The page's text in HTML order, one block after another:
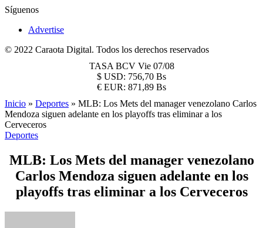
Síguenos
Advertise
© 2022 Caraota Digital. Todos los derechos reservados
TASA BCV Vie 07/08
$ USD: 756,70 Bs
€ EUR: 871,89 Bs
Inicio » Deportes » MLB: Los Mets del manager venezolano Carlos
Mendoza siguen adelante en los playoffs tras eliminar a los
Cerveceros
Deportes
MLB: Los Mets del manager venezolano
Carlos Mendoza siguen adelante en los
playoffs tras eliminar a los Cerveceros